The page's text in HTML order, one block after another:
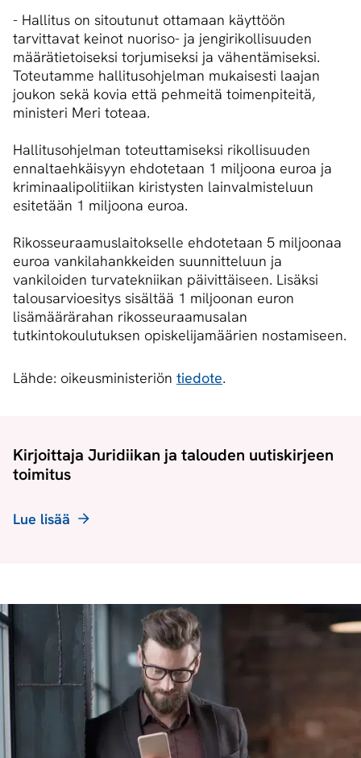
- Hallitus on sitoutunut ottamaan käyttöön
tarvittavat keinot nuoriso- ja jengirikollisuuden
määrätietoiseksi torjumiseksi ja vähentämiseksi.
Toteutamme hallitusohjelman mukaisesti laajan
joukon sekä kovia että pehmeitä toimenpiteitä,
ministeri Meri toteaa.
Hallitusohjelman toteuttamiseksi rikollisuuden
ennaltaehkäisyyn ehdotetaan 1 miljoona euroa ja
kriminaalipolitiikan kiristysten lainvalmisteluun
esitetään 1 miljoona euroa.
Rikosseuraamuslaitokselle ehdotetaan 5 miljoonaa
euroa vankilahankkeiden suunnitteluun ja
vankiloiden turvatekniikan päivittäiseen. Lisäksi
talousarvioesitys sisältää 1 miljoonan euron
lisämäärärahan rikosseuraamusalan
tutkintokoulutuksen opiskelijamäärien nostamiseen.
Lähde: oikeusministeriön tiedote.
Kirjoittaja Juridiikan ja talouden uutiskirjeen
toimitus
Lue lisää